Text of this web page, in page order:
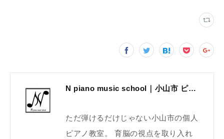
N piano music school｜小山市 ピアノ教室｜考える力・集中力を育てる個人レッスン｜2025年体験レッスン受付中
ただ弾けるだけじゃない小山市の個人
ピアノ教室。 育脳の視点を取り入れ